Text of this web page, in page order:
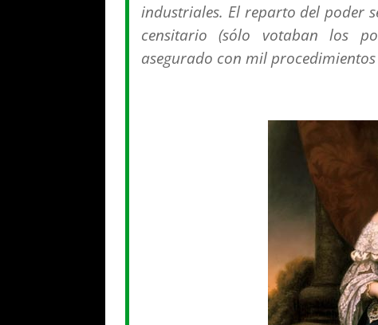
industriales. El reparto del poder
censitario (sólo votaban los
asegurado con mil